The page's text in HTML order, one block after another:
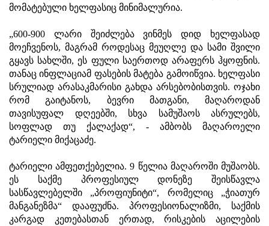
მომატებული ხელფასიც მინიმალურია.
„600-900 ლარი შეიძლება ვინმეს დიდ ხელფასად
მოეჩვენოს, მაგრამ როდესაც მეუღლე და სამი შვილი
გყავს სახლში, ეს ფული საერთოდ არაფერს ჰყოფნის.
თანაც ინფლაციამ ფასების მატება გამოიწვია. ხელფასი
სრულიად არასაკმარისი გახდა არსებობისთვის. ოჯახი
რომ გაიტანოს, ბევრი მათგანი, მაღაროდან
თავისუფალ დღეებში, სხვა სამუშაოს ასრულებს,
სოფლად თუ ქალაქად“, - ამბობს მაღაროელი
ტარიელი მიქაცაძე.
ტარიელი ამფეთქებელია. 9 წელია მაღაროში მუშაობს.
ეს საქმე პროფესიულ დონეზე შეისწავლა
სასწავლებელში „პროფიუნიტი“, რომელიც „ჭიათურ
მანგანეზმა“ დააფუძნა. პროფესიონალიზმი, საქმის
კარგად კეთებასთან ერთად, რისკების აცილების